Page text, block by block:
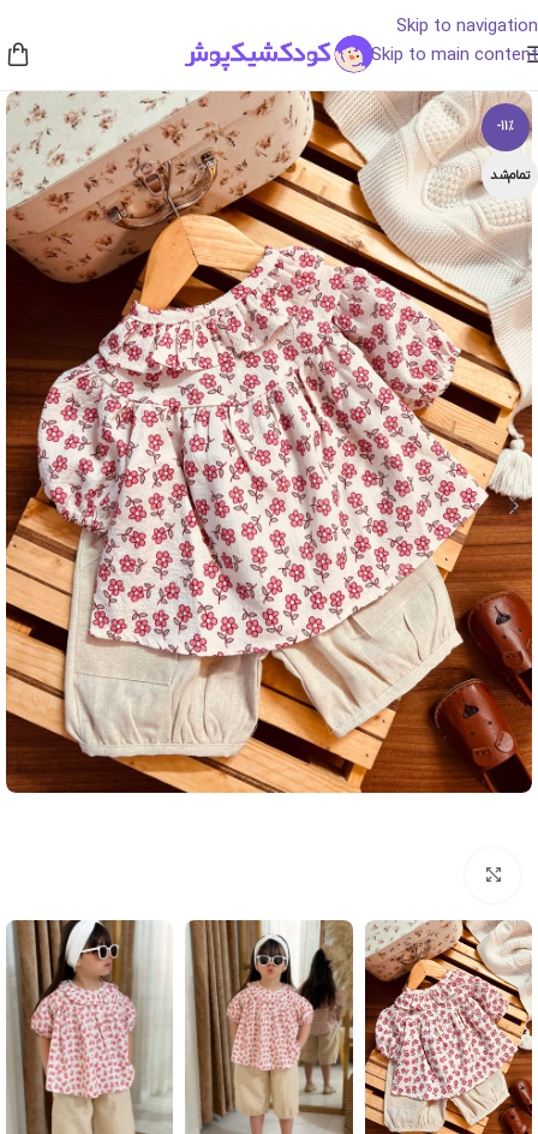
Skip to navigation
Skip to main content
-11%
تمام‌شد